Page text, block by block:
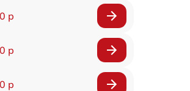
р
р
р